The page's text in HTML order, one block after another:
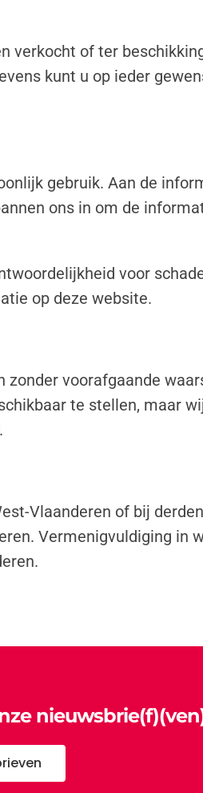
verkocht of ter
kunt u op ieder
gebruik. Aan de
ons in om de
voor
op deze website.
voorafgaande
te stellen, maar
Vlaanderen of bij
Vermenigvuldiging in